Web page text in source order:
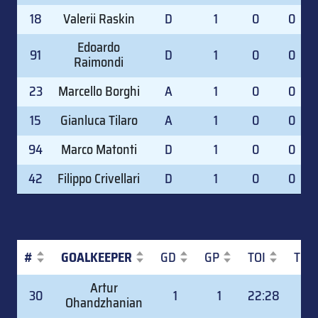
18 Valerii Raskin D 1 0
0
91
Edoardo
Raimondi D 1 0
0
23
Marcello Borghi A 1 0
0
15
Gianluca Tilaro A 1 0
0
94
Marco Matonti D 1 0
0
42
Filippo Crivellari D 1 0 0
# GOALKEEPER GD GP TOI
GOALKEEPER
30 Artur
Ohandzhanian 1 1 22:28